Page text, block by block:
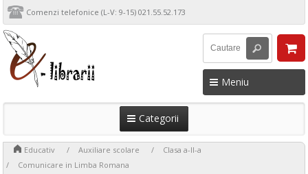
Comenzi telefonice (L-V: 9-15) 021.55.52.173
Meniu
Categorii
Educativ Auxiliare scolare Clasa a-II-a
Comunicare in Limba Romana